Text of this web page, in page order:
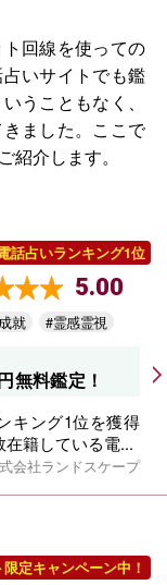
回線を使っての
いサイトでも鑑
うこともなく、
ました。ここで
紹介します。
話占いランキング1位
5.00
就 #霊感霊視
無料鑑定！
キング1位を獲得
在籍している電...
会社ランドスケープ
定キャンペーン中！